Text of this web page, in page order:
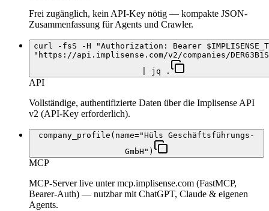
Frei zugänglich, kein API-Key nötig — kompakte JSON-
Zusammenfassung für Agents und Crawler.
curl -fsS -H "Authorization: Bearer
"https://api.implisense.com/v2/companies/
| jq .
API
Vollständige, authentifizierte Daten über die Implisense API
v2 (API-Key erforderlich).
company_profile(name="Hüls Geschäftsführungs-
GmbH")
MCP
MCP-Server live unter mcp.implisense.com (FastMCP,
Bearer-Auth) — nutzbar mit ChatGPT, Claude & eigenen
Agents.